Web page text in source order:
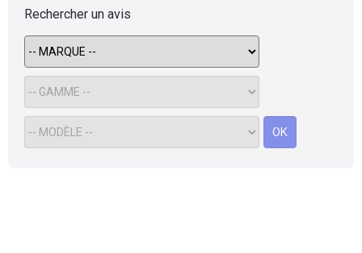
Rechercher un avis
OK